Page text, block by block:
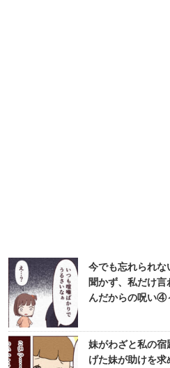
今でも忘れられ
聞かず、私だけ
んだからの呪い④
妹がわざと私の
げた妹が助けを